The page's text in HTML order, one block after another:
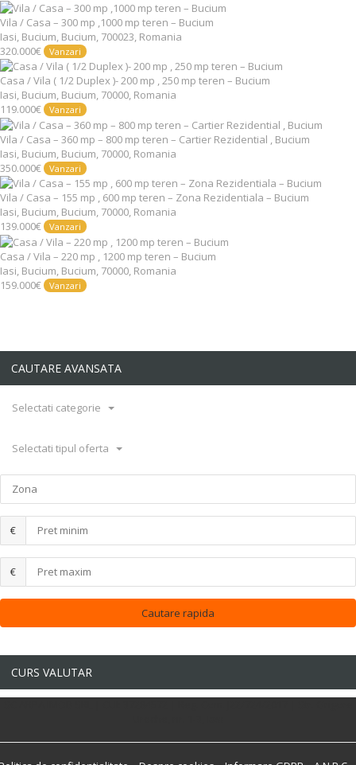
Vila / Casa – 300 mp ,1000 mp teren – Bucium
Iasi, Bucium, Bucium, 700023, Romania
320.000€
Vanzari
Casa / Vila ( 1/2 Duplex )- 200 mp , 250 mp teren – Bucium
Iasi, Bucium, Bucium, 70000, Romania
119.000€
Vanzari
Vila / Casa – 360 mp – 800 mp teren – Cartier Rezidential , Bucium
Iasi, Bucium, Bucium, 70000, Romania
350.000€
Vanzari
Vila / Casa – 155 mp , 600 mp teren – Zona Rezidentiala – Bucium
Iasi, Bucium, Bucium, 70000, Romania
139.000€
Vanzari
Casa / Vila – 220 mp , 1200 mp teren – Bucium
Iasi, Bucium, Bucium, 70000, Romania
159.000€
Vanzari
CAUTARE AVANSATA
Selectati categorie
Selectati tipul oferta
€
€
CURS VALUTAR